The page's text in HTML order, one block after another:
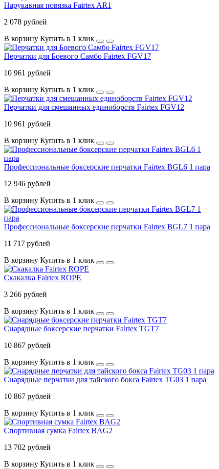
Нарукавная повязка Fairtex AR1
2 078 рублей
В корзину Купить в 1 клик
Перчатки для Боевого Самбо Fairtex FGV17
10 961 рублей
В корзину Купить в 1 клик
Перчатки для смешанных единоборств Fairtex FGV12
10 961 рублей
В корзину Купить в 1 клик
Профессиональные боксерские перчатки Fairtex BGL6 1 пара
12 946 рублей
В корзину Купить в 1 клик
Профессиональные боксерские перчатки Fairtex BGL7 1 пара
11 717 рублей
В корзину Купить в 1 клик
Скакалка Fairtex ROPE
3 266 рублей
В корзину Купить в 1 клик
Снарядные боксерские перчатки Fairtex TGT7
10 867 рублей
В корзину Купить в 1 клик
Снарядные перчатки для тайского бокса Fairtex TG03 1 пара
10 867 рублей
В корзину Купить в 1 клик
Спортивная сумка Fairtex BAG2
13 702 рублей
В корзину Купить в 1 клик